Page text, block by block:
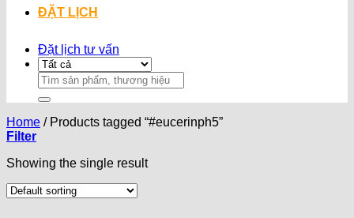
ĐẶT LỊCH
Đặt lịch tư vấn
Search
for:
Home /Products tagged “#eucerinph5”
Filter
Showing the single result